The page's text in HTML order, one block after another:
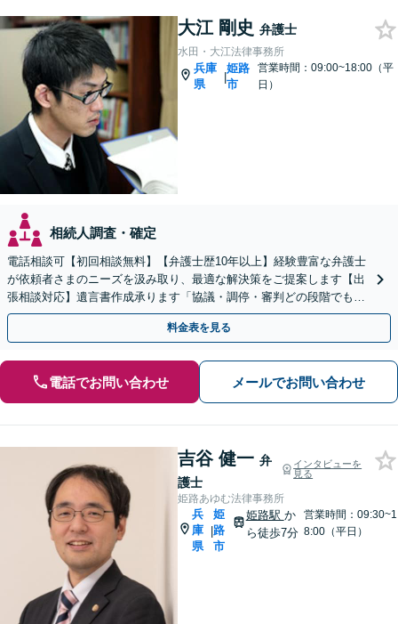
大江 剛史 弁護士
水田・大江法律事務所
兵庫
県
|
姫路
市
営業時間：09:00~18:00（平
日）
相続人調査・確定
電話相談可【初回相談無料】【弁護士歴10年以上】経験豊富な弁護士
が依頼者さまのニーズを汲み取り、最適な解決策をご提案します【出
張相談対応】遺言書作成承ります「協議・調停・審判どの段階でも相
談OK」【分割・後払い利用可】【ビデオ面談あり】
料金表を見る
電話でお問い合わせ メールでお問い合わせ
吉谷 健一 弁
護士
インタビューを
見る
姫路あゆむ法律事務所
兵
庫
県
|
姫
路
市
姫路駅 か
ら徒歩7分
営業時間：09:30~1
8:00（平日）